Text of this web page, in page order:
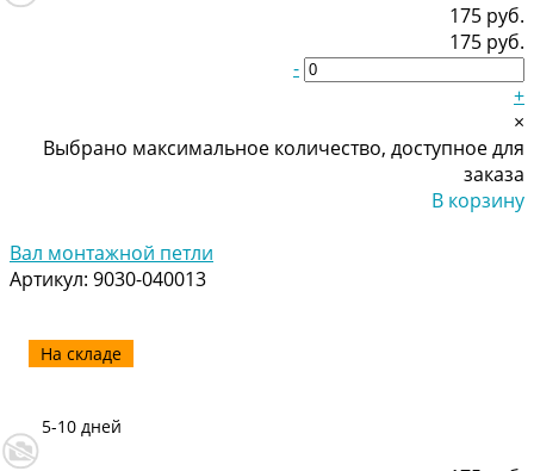
175 руб.
175 руб.
-
+
×
Выбрано максимальное количество, доступное для
заказа
В корзину
Вал монтажной петли
Артикул: 9030-040013
На складе
5-10 дней